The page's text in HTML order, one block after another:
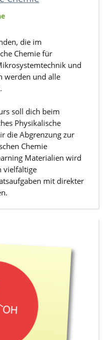
die im
Chemie für
und
werden und alle
soll dich beim
Physikalische
die Abgrenzung zur
Chemie
Materialien wird
vielfältige
mit direkter